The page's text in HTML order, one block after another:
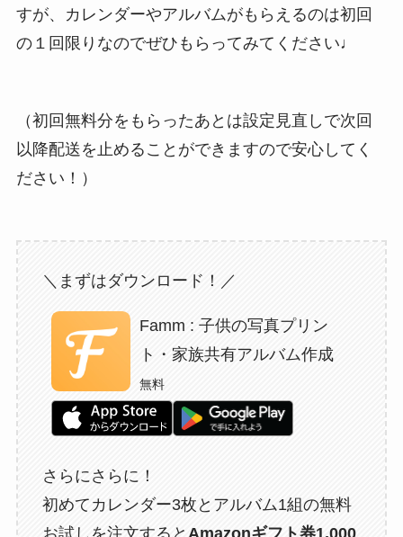
すが、カレンダーやアルバムがもらえるのは初回
の１回限りなのでぜひもらってみてください♩
（初回無料分をもらったあとは設定見直しで次回
以降配送を止めることができますので安心してく
ださい！）
＼まずはダウンロード！／
Famm : 子供の写真プリン
ト・家族共有アルバム作成
無料
さらにさらに！
初めてカレンダー3枚とアルバム1組の無料
お試しを注文すると Amazonギフト券1,000